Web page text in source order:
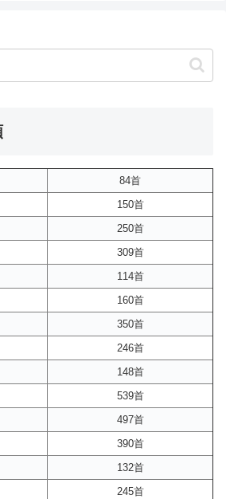
84首
150首
250首
309首
114首
160首
350首
246首
148首
539首
497首
390首
132首
245首